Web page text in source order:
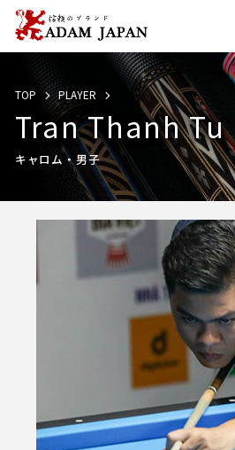
TOP PLAYER
Tran Thanh Tu
キャロム・男子